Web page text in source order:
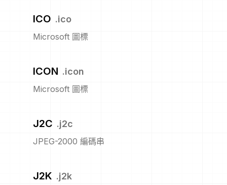
ICO .ico
Microsoft 圖標
ICON .icon
Microsoft 圖標
J2C .j2c
JPEG-2000 編碼串
J2K .j2k